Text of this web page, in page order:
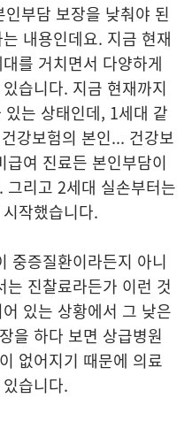
부담 보장을 낮춰야 된
내용인데요. 지금 현재
를 거치면서 다양하게
습니다. 지금 현재까지
는 상태인데, 1세대 같
강보험의 본인... 건강보
여 진료든 본인부담이
리고 2세대 실손부터는
작했습니다.
중증질환이라든지 아니
진찰료라든가 이런 것
있는 상황에서 그 낮은
을 하다 보면 상급병원
없어지기 때문에 의료
습니다.